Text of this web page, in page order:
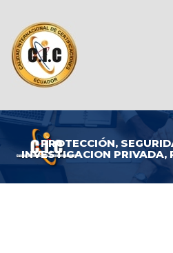
PROTECCIÓN,
INVESTIGACION PRIVADA,